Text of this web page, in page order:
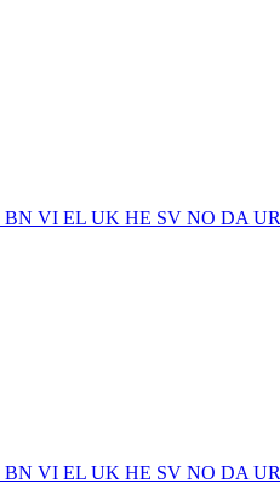
BN VI EL UK HE SV NO DA UR
BN VI EL UK HE SV NO DA UR